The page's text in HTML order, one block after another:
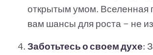
открытым умом. Вселенная
вам шансы для роста — не
Заботьтесь о своем духе: